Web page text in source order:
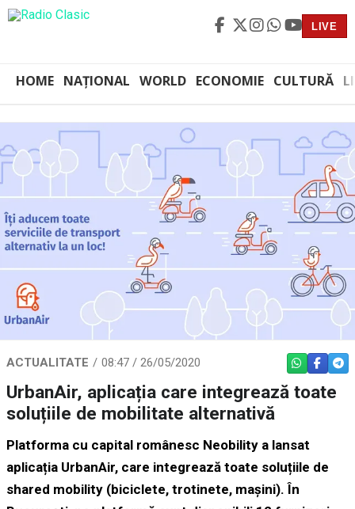
LIVE
HOME NAȚIONAL WORLD ECONOMIE CULTURĂ
ACTUALITATE 08:47 / 26/05/2020 WHATSAPP
UrbanAir, aplicația care integrează toate
soluțiile de mobilitate alternativă
Platforma cu capital românesc Neobility a lansat
aplicația UrbanAir, care integrează toate soluțiile de
shared mobility (biciclete, trotinete, mașini). În